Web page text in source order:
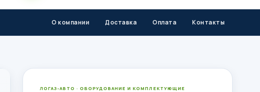
О компании Доставка Оплата Контакты
ЛОГАЗ-АВТО · ОБОРУДОВАНИЕ И КОМПЛЕКТУЮЩИЕ